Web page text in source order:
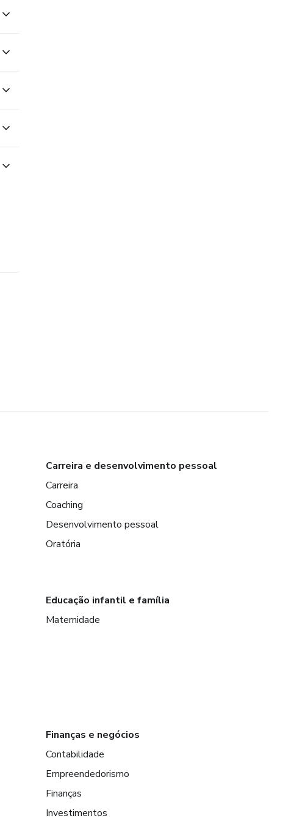
Carreira e desenvolvimento pessoal
Carreira
Coaching
Desenvolvimento pessoal
Oratória
Educação infantil e família
Maternidade
Finanças e negócios
Contabilidade
Empreendedorismo
Finanças
Investimentos